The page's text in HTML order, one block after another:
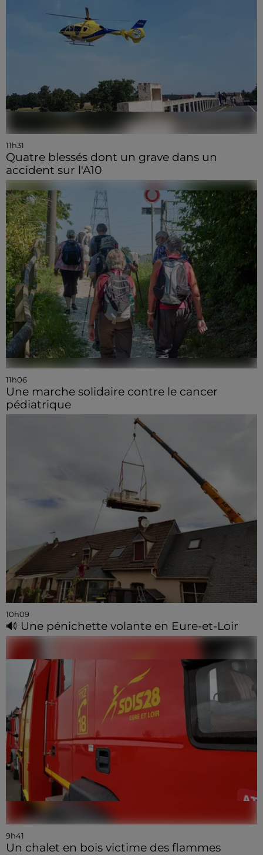
11h31
Quatre blessés dont un grave dans un
accident sur l'A10
11h06
Une marche solidaire contre le cancer
pédiatrique
10h09
🔊 Une pénichette volante en Eure-et-Loir
9h41
Un chalet en bois victime des flammes